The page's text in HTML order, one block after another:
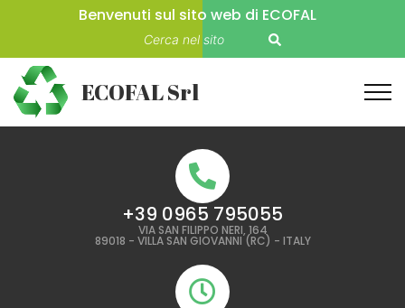
Benvenuti sul sito web di ECOFAL
ECOFAL Srl
+39 0965 795055
VIA SAN FILIPPO NERI, 164
89018 - VILLA SAN GIOVANNI (RC) - ITALY